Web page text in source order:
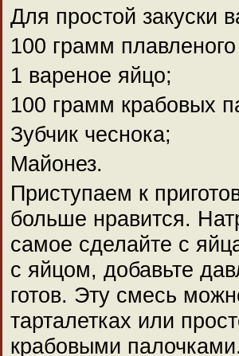
Для простой закуски
100 грамм
1 вареное яйцо;
100 грамм крабовых
Зубчик чеснока;
Майонез.
Приступаем к
больше нравится.
самое сделайте с
с яйцом, добавьте
готов. Эту смесь
тарталетках или
крабовыми